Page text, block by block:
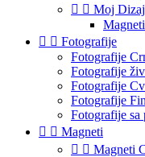
  Moj
  Fotografije
Fotografije
Fotografije
Fotografije
Fotografije
Fotografije sa
  Magneti
  Magneti